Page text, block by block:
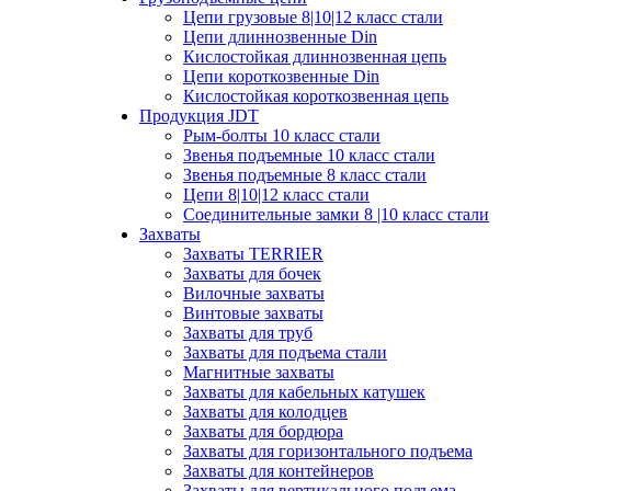
Цепи грузовые 8|10|12 класс стали
Цепи длиннозвенные Din
Кислостойкая длиннозвенная цепь
Цепи короткозвенные Din
Кислостойкая короткозвенная цепь
Продукция JDT
Рым-болты 10 класс стали
Звенья подъемные 10 класс стали
Звенья подъемные 8 класс стали
Цепи 8|10|12 класс стали
Соединительные замки 8 |10 класс стали
Захваты
Захваты TERRIER
Захваты для бочек
Вилочные захваты
Винтовые захваты
Захваты для труб
Захваты для подъема стали
Магнитные захваты
Захваты для кабельных катушек
Захваты для колодцев
Захваты для бордюра
Захваты для горизонтального подъема
Захваты для контейнеров